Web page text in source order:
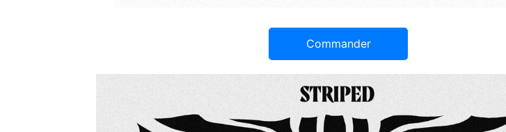
Commander